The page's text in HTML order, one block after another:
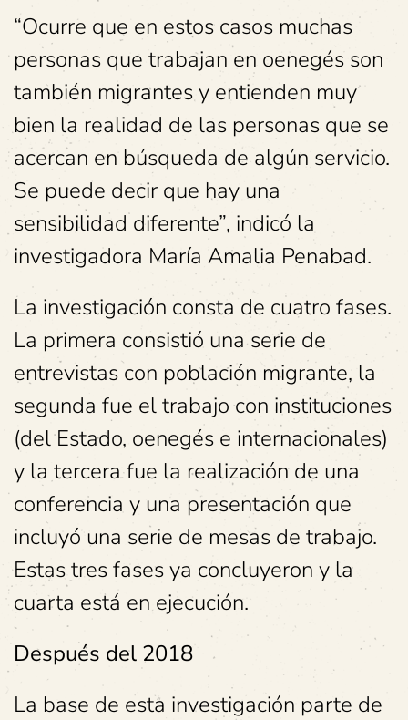
“Ocurre que en estos casos muchas
personas que trabajan en oenegés son
también migrantes y entienden muy
bien la realidad de las personas que se
acercan en búsqueda de algún servicio.
Se puede decir que hay una
sensibilidad diferente”, indicó la
investigadora María Amalia Penabad.
La investigación consta de cuatro fases.
La primera consistió una serie de
entrevistas con población migrante, la
segunda fue el trabajo con instituciones
(del Estado, oenegés e internacionales)
y la tercera fue la realización de una
conferencia y una presentación que
incluyó una serie de mesas de trabajo.
Estas tres fases ya concluyeron y la
cuarta está en ejecución.
Después del 2018
La base de esta investigación parte de